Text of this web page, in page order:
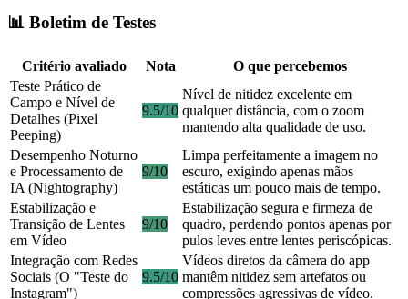
📊 Boletim de Testes
Critério avaliado Nota
O que percebemos
Teste Prático de
Campo e Nível de
Detalhes (Pixel
Peeping)
9.5/10
Nível de nitidez excelente em
qualquer distância, com o zoom
mantendo alta qualidade de uso.
Desempenho Noturno
e Processamento de
IA (Nightography)
9/10
Limpa perfeitamente a imagem no
escuro, exigindo apenas mãos
estáticas um pouco mais de tempo.
Estabilização e
Transição de Lentes
em Vídeo
9/10
Estabilização segura e firmeza de
quadro, perdendo pontos apenas por
pulos leves entre lentes periscópicas.
Integração com Redes
Sociais (O "Teste do
Instagram")
9.5/10
Vídeos diretos da câmera do app
mantêm nitidez sem artefatos ou
compressões agressivas de vídeo.